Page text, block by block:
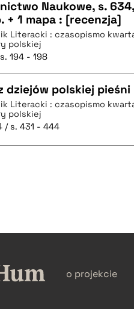
Naukowe, s.
1 mapa : [recenzja]
Literacki : czasopismo
polskiej
194 - 198
dziejów polskiej pieśni
Literacki : czasopismo
polskiej
/ s. 431 - 444
o projekcie